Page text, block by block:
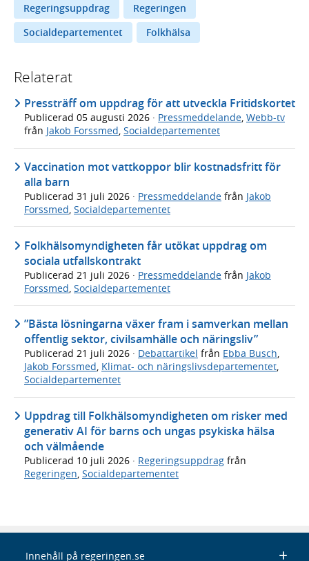
Regeringsuppdrag
Regeringen
Socialdepartementet
Folkhälsa
Relaterat
Pressträff om uppdrag för att utveckla Fritidskortet
Publicerad 05 augusti 2026 · Pressmeddelande, Webb-tv
från Jakob Forssmed, Socialdepartementet
Vaccination mot vattkoppor blir kostnadsfritt för
alla barn
Publicerad 31 juli 2026 · Pressmeddelande från Jakob
Forssmed, Socialdepartementet
Folkhälsomyndigheten får utökat uppdrag om
sociala utfallskontrakt
Publicerad 21 juli 2026 · Pressmeddelande från Jakob
Forssmed Socialdepartementet
”Bästa lösningarna växer fram i samverkan mellan
offentlig sektor, civilsamhälle och näringsliv”
Publicerad 21 juli 2026 · Debattartikel från Ebba Busch,
Jakob Forssmed, Klimat- och näringslivsdepartementet,
Socialdepartementet
Uppdrag till Folkhälsomyndigheten om risker med
generativ AI för barns och ungas psykiska hälsa
och välmående
Publicerad 10 juli 2026 · Regeringsuppdrag från
Regeringen, Socialdepartementet
Innehåll på regeringen.se